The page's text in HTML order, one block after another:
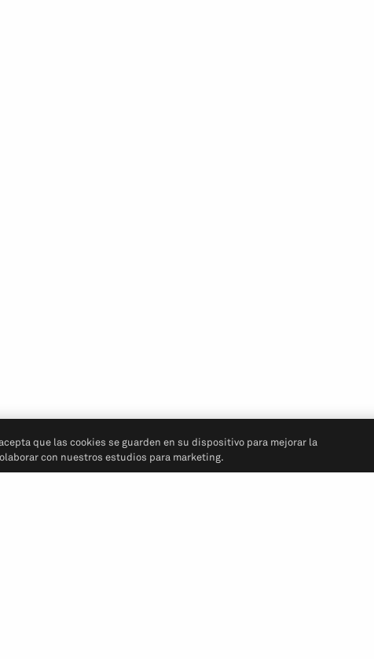
que las cookies se guarden en su dispositivo para mejorar la
con nuestros estudios para marketing.